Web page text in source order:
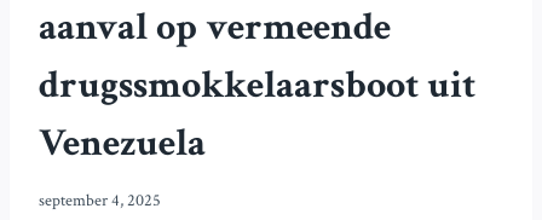
aanval op vermeende
drugssmokkelaarsboot uit
Venezuela
september 4, 2025